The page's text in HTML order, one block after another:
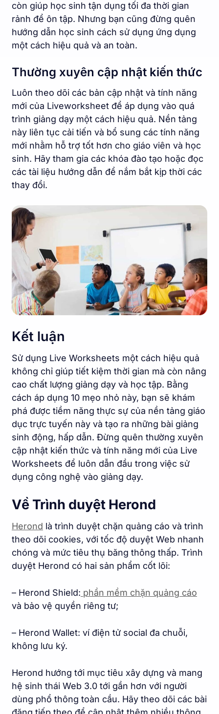
còn giúp học sinh tận dụng tối đa thời gian
rảnh để ôn tập. Nhưng bạn cũng đừng quên
hướng dẫn học sinh cách sử dụng ứng dụng
một cách hiệu quả và an toàn.
Thường xuyên cập nhật kiến thức
Luôn theo dõi các bản cập nhật và tính năng
mới của Liveworksheet để áp dụng vào quá
trình giảng dạy một cách hiệu quả. Nền tảng
này liên tục cải tiến và bổ sung các tính năng
mới nhằm hỗ trợ tốt hơn cho giáo viên và học
sinh. Hãy tham gia các khóa đào tạo hoặc đọc
các tài liệu hướng dẫn để nắm bắt kịp thời các
thay đổi.
Kết luận
Sử dụng Live Worksheets một cách hiệu quả
không chỉ giúp tiết kiệm thời gian mà còn nâng
cao chất lượng giảng dạy và học tập. Bằng
cách áp dụng 10 mẹo nhỏ này, bạn sẽ khám
phá được tiềm năng thực sự của nền tảng giáo
dục trực tuyến này và tạo ra những bài giảng
sinh động, hấp dẫn. Đừng quên thường xuyên
cập nhật kiến thức và tính năng mới của Live
Worksheets để luôn dẫn đầu trong việc sử
dụng công nghệ vào giảng dạy.
Về Trình duyệt Herond
Herond là trình duyệt chặn quảng cáo và trình
theo dõi cookies, với tốc độ duyệt Web nhanh
chóng và mức tiêu thụ băng thông thấp. Trình
duyệt Herond có hai sản phẩm cốt lõi:
– Herond Shield: phần mềm chặn quảng cáo
và bảo vệ quyền riêng tư;
– Herond Wallet: ví điện tử social đa chuỗi,
không lưu ký.
Herond hướng tới mục tiêu xây dựng và mang
hệ sinh thái Web 3.0 tới gần hơn với người
dùng phổ thông toàn cầu. Hãy theo dõi các bài